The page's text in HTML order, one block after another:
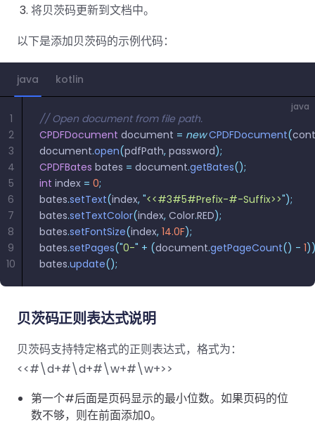
C++
SDK
PHP
SDK
Python
SDK
React
Native
SDK
免费试用:
持:
格。
指南
.NET 指
南
C 指南
C++ 指
南
PHP 指
南
Python
Node.js
指南
Ruby 指
Go 指南
Android
Flutter 指
React
Native 指
将贝茨码更新到文档中。
以下是添加贝茨码的示例代码：
java kotlin
java
// Open document from file path.
CPDFDocument document = new CPDFDocument(
document.open(pdfPath, password);
CPDFBates bates = document.getBates();
int index = 0;
bates.setText(index, "<<#3#5#Prefix-#-Suffix>>");
bates.setTextColor(index, Color.RED);
bates.setFontSize(index, 14.0F);
bates.setPages("0-" + (document.getPageCount() - 1
bates.update();
1
2
3
4
5
6
7
8
9
10
贝茨码正则表达式说明
贝茨码支持特定格式的正则表达式，格式为：
<<#\d+#\d+#\w+#\w+>>
第一个#后面是页码显示的最小位数。如果页码的位
数不够，则在前面添加0。